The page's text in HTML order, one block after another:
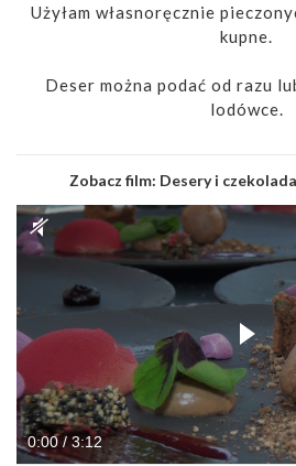
Użyłam własnoręcznie
kupne.
Deser można podać od razu
lodówce.
Zobacz film: Desery i
0:00 / 3:12